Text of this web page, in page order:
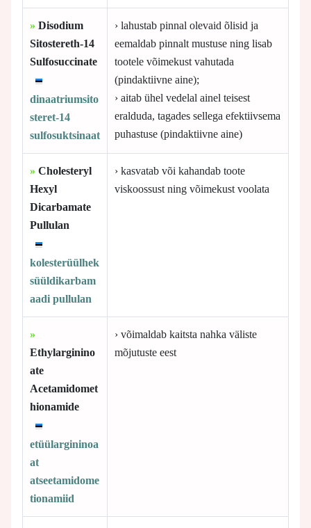
» Disodium
Sitostereth-14
Sulfosuccinate
dinaatriumsito
steret-14
sulfosuktsinaat
› lahustab pinnal olevaid õlisid ja
eemaldab pinnalt mustuse ning lisab
tootele võimekust vahutada
(pindaktiivne aine);
› aitab ühel vedelal ainel teisest
eralduda, tagades sellega efektiivsema
puhastuse (pindaktiivne aine)
» Cholesteryl
Hexyl
Dicarbamate
Pullulan
kolesterüülhek
süüldikarbam
aadi pullulan
› kasvatab või kahandab toote
viskoossust ning võimekust voolata
»
Ethylarginino
ate
Acetamidomet
hionamide
etüülargininoa
at
atseetamidome
tionamiid
› võimaldab kaitsta nahka väliste
mõjutuste eest